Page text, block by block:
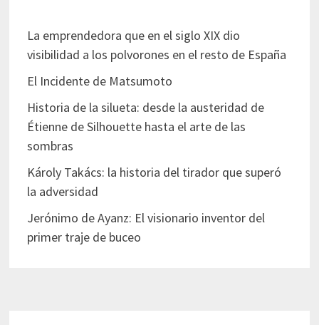
La emprendedora que en el siglo XIX dio
visibilidad a los polvorones en el resto de España
El Incidente de Matsumoto
Historia de la silueta: desde la austeridad de
Étienne de Silhouette hasta el arte de las
sombras
Károly Takács: la historia del tirador que superó
la adversidad
Jerónimo de Ayanz: El visionario inventor del
primer traje de buceo